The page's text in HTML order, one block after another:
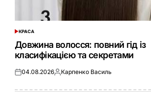
ОПУБЛІКУВАТИ
КРАСА
Довжина волосся: повний гід із
класифікацією та секретами
Оприлюднено
04.08.2026Опубліковано
Карпенко Василь